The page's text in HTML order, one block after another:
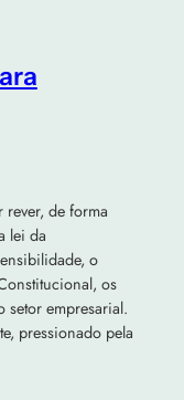
rever, de forma
lei da
o
os
setor empresarial.
pressionado pela